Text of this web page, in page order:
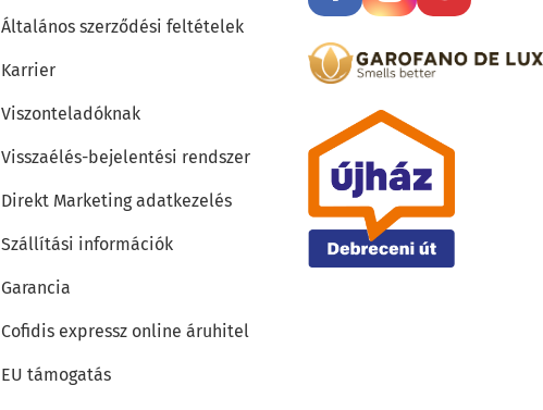
Általános szerződési feltételek
Karrier
Viszonteladóknak
Visszaélés-bejelentési rendszer
Direkt Marketing adatkezelés
Szállítási információk
Garancia
Cofidis expressz online áruhitel
EU támogatás